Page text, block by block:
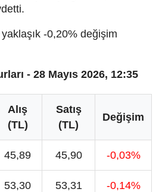
-0,20% değişim
- 28 Mayıs 2026, 12:35
Alış
(TL)
Satış
(TL)
Değişim
45,89 45,90 -0,03%
53,30 53,31 -0,14%